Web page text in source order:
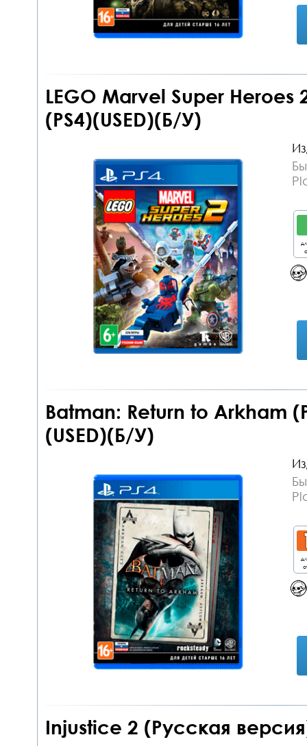
LEGO Marvel Super Heroes
(PS4)(USED)(Б/У)
Batman: Return to Arkham
(USED)(Б/У)
Injustice 2 (Русская